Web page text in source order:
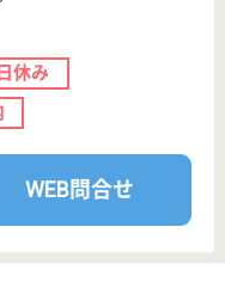
北
目